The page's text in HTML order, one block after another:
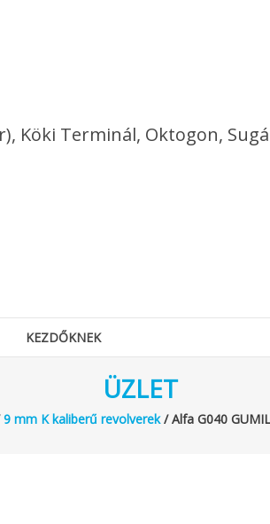
Köki Terminál, Oktogon,
KEZDŐKNEK
ÜZLET
9 mm K kaliberű revolverek/ Alfa G040